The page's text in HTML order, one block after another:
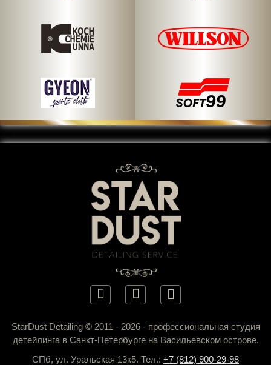
StarDust Detailing © 2011 - 2026 - профессиональная студия
детейлинга в Санкт-Петербурге на Васильевском острове.
СПб, ул. Уральская 13к5. Тел.: +7 (812) 900-29-98